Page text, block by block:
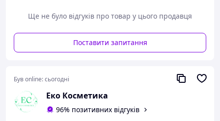
Ще не було відгуків про товар у цього продавця
Поставити запитання
Був online:сьогодні
Еко Косметика
96% позитивних відгуків